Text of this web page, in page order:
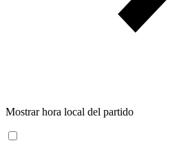
Mostrar hora local del partido